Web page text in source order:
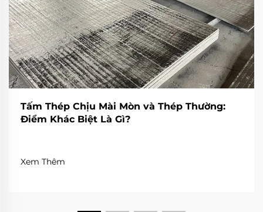
Tấm Thép Chịu Mài Mòn và Thép Thường:
Điểm Khác Biệt Là Gì?
Xem Thêm